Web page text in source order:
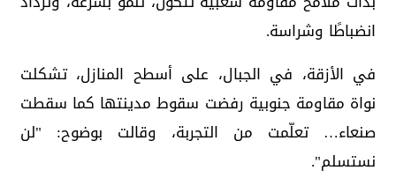
انضباطًا وشراسة.
في الأزقة، في الجبال، على أسطح المنازل، تشكلت
نواة مقاومة جنوبية رفضت سقوط مدينتها كما سقطت
صنعاء… تعلّمت من التجربة، وقالت بوضوح: "لن
نستسلم".